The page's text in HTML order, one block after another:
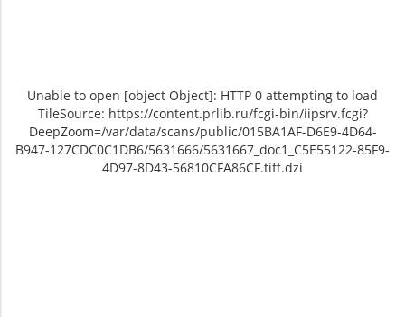
Unable to open [object Object]: HTTP 0 attempting to load
TileSource: https://content.prlib.ru/fcgi-bin/iipsrv.fcgi?
DeepZoom=/var/data/scans/public/015BA1AF-D6E9-4D64-
B947-127CDC0C1DB6/5631666/5631667_doc1_C5E55122-85F9-
4D97-8D43-56810CFA86CF.tiff.dzi